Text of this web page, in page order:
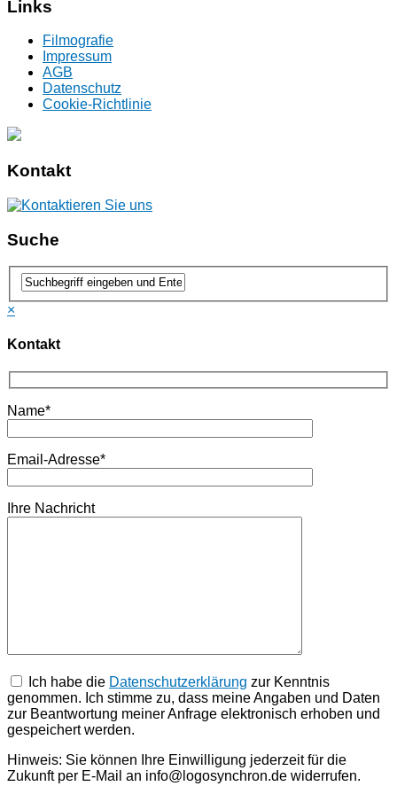
Links
Filmografie
Impressum
AGB
Datenschutz
Cookie-Richtlinie
Kontakt
Suche
×
Kontakt
Name*
Email-Adresse*
Ihre Nachricht
Ich habe die Datenschutz­erklärung zur Kenntnis
genommen. Ich stimme zu, dass meine Angaben und Daten
zur Beantwortung meiner Anfrage elektronisch erhoben und
gespeichert werden.
Hinweis: Sie können Ihre Einwilligung jederzeit für die
Zukunft per E-Mail an info@logosynchron.de widerrufen.